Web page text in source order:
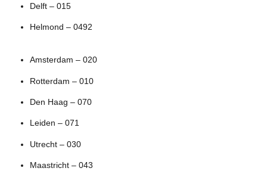
Delft – 015
Helmond – 0492
Amsterdam – 020
Rotterdam – 010
Den Haag – 070
Leiden – 071
Utrecht – 030
Maastricht – 043